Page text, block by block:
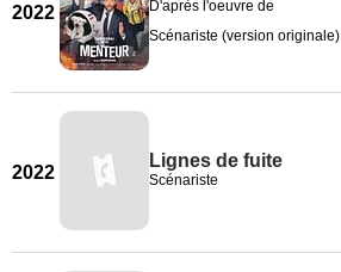
2022
D'après l'oeuvre de
Scénariste (version originale)
2022
Lignes de fuite
Scénariste